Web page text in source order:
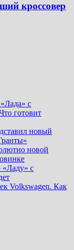
кроссовер
с
готовит
новый
новой
с
Volkswagen. Как